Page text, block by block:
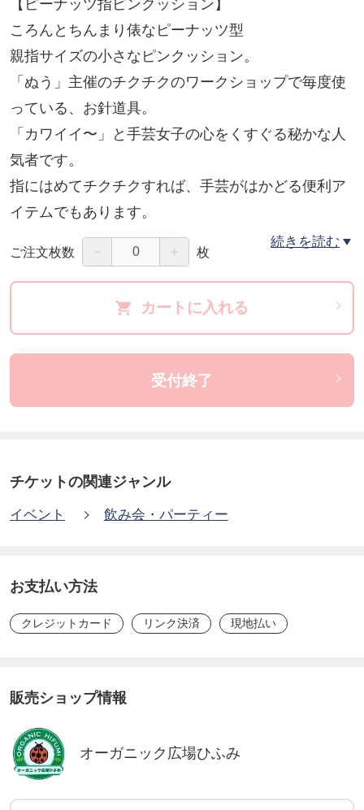
【ピーナッツ指ピンクッション】
ころんとちんまり俵なピーナッツ型
親指サイズの小さなピンクッション。
「ぬう」主催のチクチクのワークショップで毎度使
っている、お針道具。
「カワイイ〜」と手芸女子の心をくすぐる秘かな人
気者です。
指にはめてチクチクすれば、手芸がはかどる便利ア
イテムでもあります。
そんな、ピーナッツ指ピンクッションを手作りしま
刺繍糸でチクチク、模様とお顔を付けてピーナッツ
ちょこっとレザークラフトにも挑戦！！
どんな「マイピーナッツ指ピンクッション」が出来
おうち手芸時間がたのしくなるアイテムを、集って
〇担当：ぬう 原田悦子
https://www.facebook.com/robadayori
【ナッツなランチ】
ピーナツテイストのふみごはん。
続きを読む
ご注文枚数 － ＋ 枚
カートに入れる
受付終了
チケットの関連ジャンル
イベント 飲み会・パーティー
お支払い方法
クレジットカード リンク決済 現地払い
販売ショップ情報
オーガニック広場ひふみ